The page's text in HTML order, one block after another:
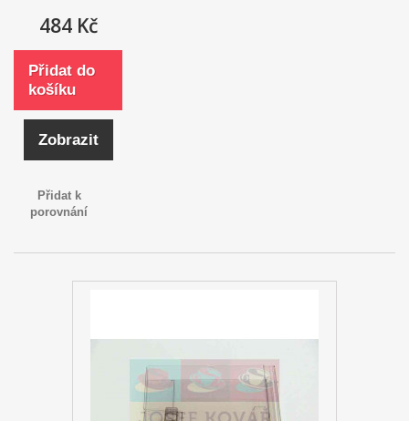
484 Kč
Přidat do
košíku
Zobrazit
Přidat k
porovnání